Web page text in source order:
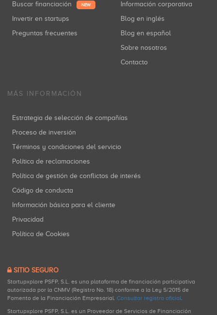
Buscar financiación NEW
Invertir en startups
Preguntas frecuentes
Información corporativa
Blog en inglés
Blog en español
Sobre nosotros
Contacto
MÁS INFORMACIÓN
Estrategia de selección de compañías
Proceso de inversión
Términos y condiciones del servicio
Política de reclamaciones
Política de gestión de conflictos de interés
Código de conducta
Información básica para el cliente
Privacidad
Política de Cookies
SITIO SEGURO
Startupxplore PSFP, S.L. es una plataforma de financiación participativa
autorizada por la CNMV (Registro No. 18) conforme a la Ley 5/2015 de
Fomento de la Financiación Empresarial. Consultar registro oficial.
Startupxplore PSFP, S.L. es un Proveedor de Servicios de Financiación